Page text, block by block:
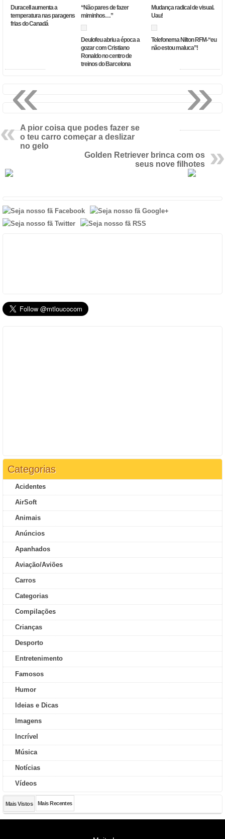
Duracell aumenta a
temperatura nas paragens
frias do Canadá
“Não pares de fazer
miminhos…”
Mudança radical de visual.
Uau!
Deulofeu abriu a época a
gozar com Cristiano
Ronaldo no centro de
treinos do Barcelona
Telefonema Nilton RFM-“eu
não estou maluca”!
A pior coisa que podes fazer se
o teu carro começar a deslizar
no gelo
Golden Retriever brinca com os
seus nove filhotes
Categorias
Acidentes
AirSoft
Animais
Anúncios
Apanhados
Aviação/Aviões
Carros
Categorias
Compilações
Crianças
Desporto
Entretenimento
Famosos
Humor
Ideias e Dicas
Imagens
Incrível
Música
Notícias
Vídeos
Mais Vistos Mais Recentes
»
«